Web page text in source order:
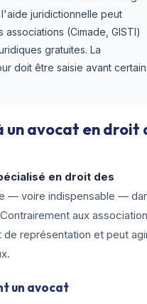
juridictionnelle peut
(Cimade, GISTI)
gratuites. La
doit être saisie avant
un avocat en droit
en droit des
— voire indispensable —
aux
représentation et peut
un avocat